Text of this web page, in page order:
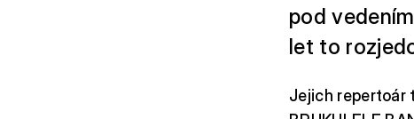
pod
let to
Jejich repertoár